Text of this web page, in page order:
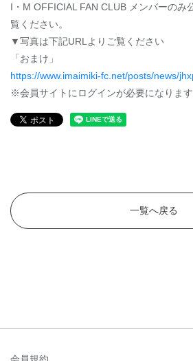
I・M OFFICIAL FAN CLUB メンバーのみ
覧ください。
▼写真は下記URLよりご覧ください
「おまけ」
https://www.imaimiki-fc.net/posts/news/
※会員サイトにログインが必要になります
一覧へ戻る